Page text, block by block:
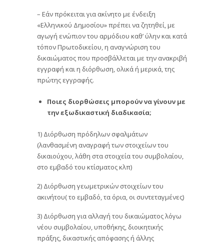
– Εάν πρόκειται για ακίνητο με ένδειξη
«Ελληνικού Δημοσίου» πρέπει να ζητηθεί, με
αγωγή ενώπιον του αρμόδιου καθ’ ύλην και κατά
τόπον Πρωτοδικείου, η αναγνώριση του
δικαιώματος που προσβάλλεται με την ανακριβή
εγγραφή και η διόρθωση, ολικά ή μερικά, της
πρώτης εγγραφής.
Ποιες διορθώσεις μπορούν να γίνουν με
την εξωδικαστική διαδικασία;
1) Διόρθωση πρόδηλων σφαλμάτων
(λανθασμένη αναγραφή των στοιχείων του
δικαιούχου, λάθη στα στοιχεία του συμβολαίου,
στο εμβαδό του κτίσματος κλπ)
2) Διόρθωση γεωμετρικών στοιχείων του
ακινήτου( το εμβαδό, τα όρια, οι συντεταγμένες)
3) Διόρθωση για αλλαγή του δικαιώματος λόγω
νέου συμβολαίου, υποθήκης, διοικητικής
πράξης, δικαστικής απόφασης ή άλλης